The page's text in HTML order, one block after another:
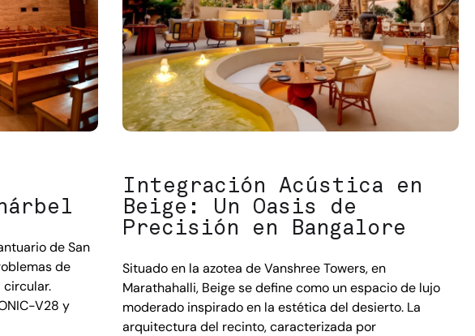
de San
de
V28 y
Integración Acústica en
Beige: Un Oasis de
Precisión en Bangalore
Situado en la azotea de Vanshree Towers, en
Marathahalli, Beige se define como un espacio de lujo
moderado inspirado en la estética del desierto. La
arquitectura del recinto, caracterizada por